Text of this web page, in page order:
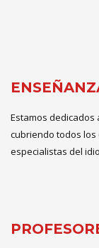
Estamos dedicados
cubriendo todos los
especialistas del